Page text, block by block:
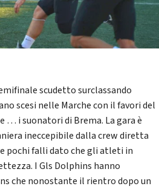
scudetto surclassando
scesi nelle Marche con il favori del
i suonatori di Brema. La gara è
ineccepibile dalla crew diretta
pochi falli dato che gli atleti in
I Gls Dolphins hanno
che nonostante il rientro dopo un